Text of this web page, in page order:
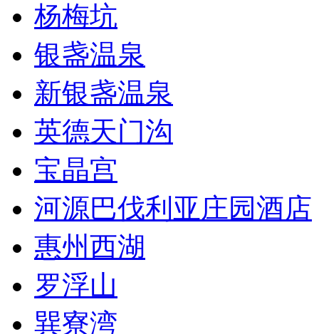
杨梅坑
银盏温泉
新银盏温泉
英德天门沟
宝晶宫
河源巴伐利亚庄园酒店
惠州西湖
罗浮山
巽寮湾